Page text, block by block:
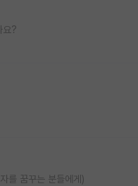
요?
를 꿈꾸는 분들에게)